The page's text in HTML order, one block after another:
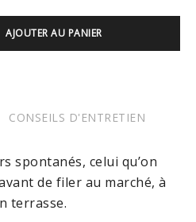
AJOUTER AU PANIER
CONSEILS D'ENTRETIEN
spontanés, celui qu’on
de filer au marché, à
terrasse.